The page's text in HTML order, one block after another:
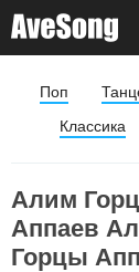
Поп
Классика
Алим
Аппаев
Горцы